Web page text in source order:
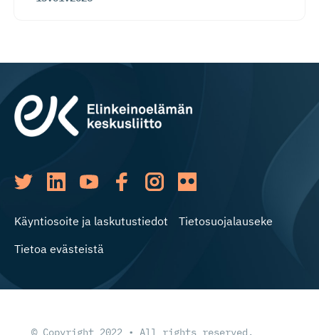
Käyntiosoite ja laskutustiedot
Tietosuojalauseke
Tietoa evästeistä
© Copyright 2022 • All rights reserved.